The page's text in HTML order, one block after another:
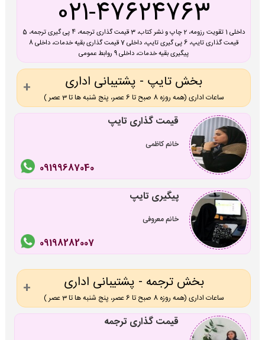
021-47624763
داخلی 1 تقویت رزومه، 2 چاپ و نشر کتاب، 3 قیمت گذاری ترجمه، 4 پی گیری ترجمه، 5
قیمت گذاری تایپ، 6 پی گیری تایپ، داخلی 7 قیمت گذاری بقیه خدمات، داخلی 8
پیگیری بقیه خدمات، داخلی 9 روابط عمومی
بخش تایپ - پشتیبانی اداری
ساعات اداری (همه روزه 8 صبح تا 6 عصر، پنج شنبه ها تا 3 عصر )
قیمت گذاری تایپ
خانم کاظمی
09199687040
پیگیری تایپ
خانم معروفی
09198282007
بخش ترجمه - پشتیبانی اداری
ساعات اداری (همه روزه 8 صبح تا 6 عصر، پنج شنبه ها تا 3 عصر )
قیمت گذاری ترجمه